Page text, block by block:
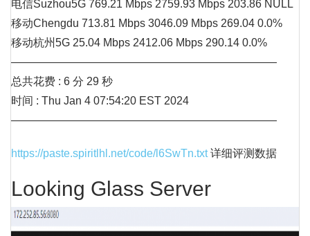
电信Suzhou5G 769.21 Mbps 2759.93 Mbps 203.86 NULL
移动Chengdu 713.81 Mbps 3046.09 Mbps 269.04 0.0%
移动杭州5G 25.04 Mbps 2412.06 Mbps 290.14 0.0%
————————————————————————
总共花费 : 6 分 29 秒
时间 : Thu Jan 4 07:54:20 EST 2024
————————————————————————
https://paste.spiritlhl.net/code/l6SwTn.txt详细评测数据
Looking Glass Server